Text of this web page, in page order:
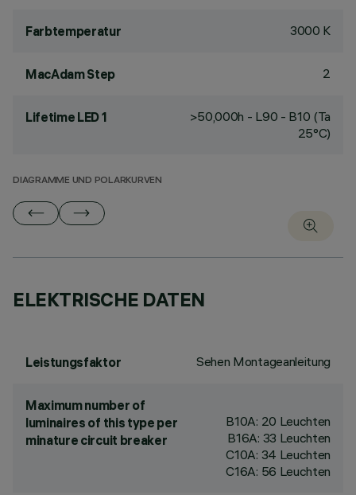
Farbtemperatur 3000 K
MacAdam Step 2
Lifetime LED 1
>50,000h - L90 - B10 (Ta
25°C)
DIAGRAMME UND POLARKURVEN
ELEKTRISCHE DATEN
Leistungsfaktor Sehen Montageanleitung
Maximum number of
luminaires of this type per
minature circuit breaker
B10A: 20 Leuchten
B16A: 33 Leuchten
C10A: 34 Leuchten
C16A: 56 Leuchten